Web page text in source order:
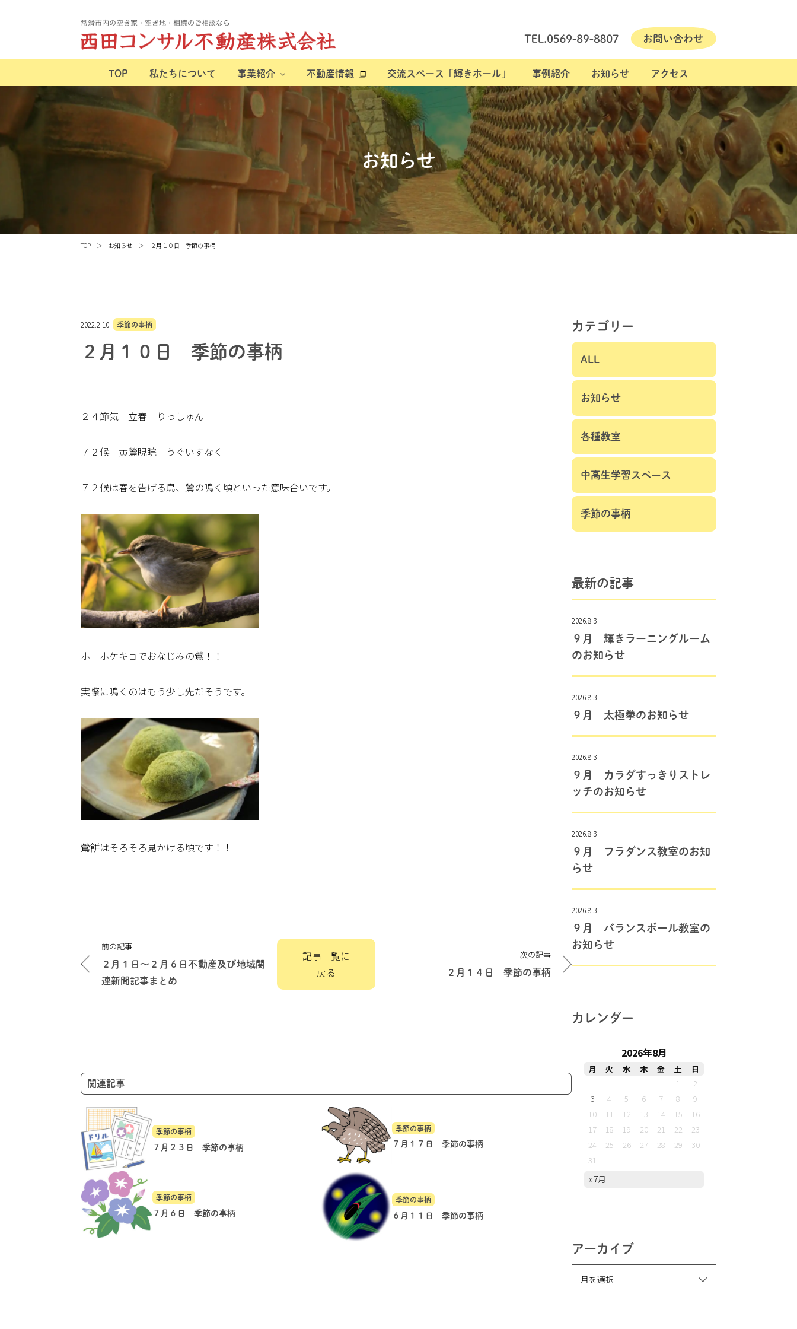
TOP 私たちについて 事業紹介 不動産情報 交流スペース「輝きホール」 事例紹介 お知らせ アクセス
お知らせ
TOP お知らせ ２月１０日 季節の事柄
2022.2.10 季節の事柄
２月１０日 季節の事柄
２４節気 立春 りっしゅん
７２候 黄鶯睍睆 うぐいすなく
７２候は春を告げる鳥、鶯の鳴く頃といった意味合いです。
ホーホケキョでおなじみの鶯！！
実際に鳴くのはもう少し先だそうです。
鶯餅はそろそろ見かける頃です！！
稿
ナ
前の記事
２月１日～２月６日不動産及び地域関
連新聞記事まとめ
記事一覧に
戻る
次の記事
２月１４日 季節の事柄
関連記事
季節の事柄
７月２３日 季節の事柄
季節の事柄
７月１７日 季節の事柄
季節の事柄
７月６日 季節の事柄
季節の事柄
６月１１日 季節の事柄
カテゴリー
ALL
お知らせ
各種教室
中高生学習スペース
季節の事柄
最新の記事
2026.8.3
９月 輝きラーニングルーム
のお知らせ
2026.8.3
９月 太極拳のお知らせ
2026.8.3
９月 カラダすっきりストレ
ッチのお知らせ
2026.8.3
９月 フラダンス教室のお知
らせ
2026.8.3
９月 バランスボール教室の
お知らせ
カレンダー
2026年8月
月 火 水 木 金 土
日
1
2
3
4 5 6 7 8
9
10
11 12 13 14 15
16
17
18 19 20 21 22
23
24
25 26 27 28 29
30
31
« 7月
アーカイブ